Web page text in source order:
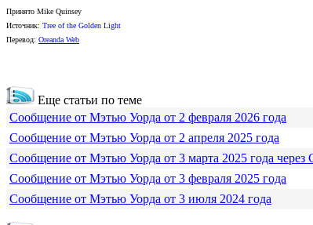
Принято Mike Quinsey
Источник: Tree of the Golden Light
Перевод: Oreanda Web
Еще статьи по теме
Сообщение от Мэтью Уорда от 2 февраля 2026 года
Сообщение от Мэтью Уорда от 2 апреля 2025 года
Сообщение от Мэтью Уорда от 3 марта 2025 года через
Сообщение от Мэтью Уорда от 3 февраля 2025 года
Сообщение от Мэтью Уорда от 3 июля 2024 года